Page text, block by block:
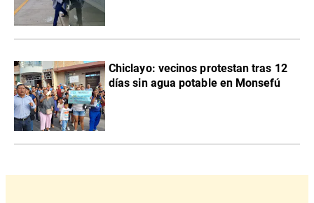
Chiclayo: vecinos protestan tras 12
días sin agua potable en Monsefú